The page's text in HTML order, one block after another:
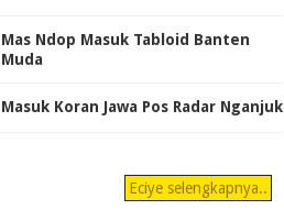
Mas Ndop Masuk Tabloid Banten
Muda
Masuk Koran Jawa Pos Radar Nganjuk
Eciye selengkapnya..